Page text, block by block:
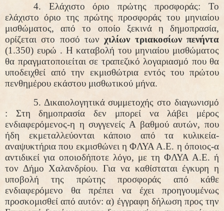
4. Ελάχιστο όριο πρώτης προσφοράς: Το
ελάχιστο όριο της πρώτης προσφοράς του μηνιαίου
μισθώματος,από το οποίο ξεκινά η δημοπρασία,
ορίζεται στο ποσό τωνχιλίων τριακοσίων πενήντα
(1.350) ευρώ . Η καταβολή του μηνιαίου μισθώματος
θα πραγματοποιείται σε τραπεζικό λογαριασμό που θα
υποδειχθεί από την εκμισθώτρια εντός του πρώτου
πενθημέρου εκάστου μισθωτικού μήνα.
5. Δικαιολογητικά συμμετοχής στο διαγωνισμό
: Στη δημοπρασία δεν μπορεί να λάβει μέρος
ενδιαφερόμενος-η η συγγενείς Α βαθμού αυτών, που
ήδη εκμεταλλεύονται κάποιο από τα κυλικεία-
αναψυκτήρια που εκμισθώνει η ΦΛΥΑ Α.Ε. η όποιος-α
αντιδικεί για οποιοδήποτε λόγο, με τη ΦΛΥΑ Α.Ε. ή
τον Δήμο Χαλανδρίου. Για να καθίσταται έγκυρη η
υποβολή της πρώτης προσφοράς από κάθε
ενδιαφερόμενο θα πρέπει να έχει προηγουμένως
προσκομισθεί από αυτόν: α) έγγραφη δήλωση προς την